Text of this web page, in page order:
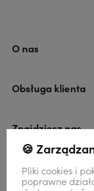
O nas
Obsługa klienta
Znajdziesz nas
Kontakt
🍪
Pliki cookies i
poprawne